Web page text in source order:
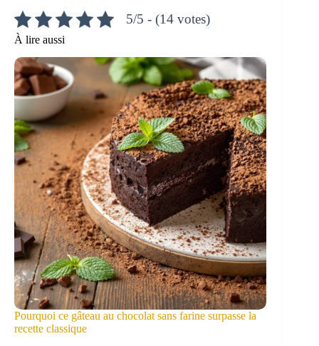
5/5 - (14 votes)
À lire aussi
Pourquoi ce gâteau au chocolat sans farine surpasse la
recette classique